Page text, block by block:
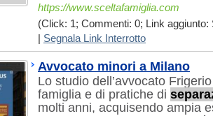
https://www.sceltafamiglia.com
(Click: 1; Commenti: 0; Link aggiunto:
Segnala Link Interrotto
Avvocato minori a Milano
Lo studio dell’avvocato
famiglia e di pratiche di
molti anni, acquisendo ampia